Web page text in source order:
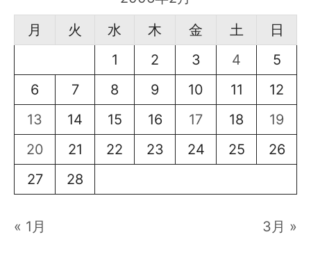
月
火 水 木 金 土
日
1
2 3 4
5
6
7 8 9 10 11
12
13
14 15 16 17 18
19
20
21 22 23 24 25
26
27
28
« 1月 3月 »